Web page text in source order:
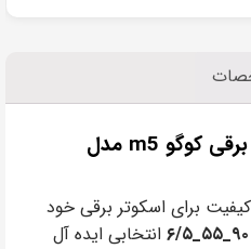
تایر تیوپی 10 اینچ اسکوتر برقی کوگو m5 مدل
کیفیت برای اسکوتر برقی خود
۹۰_۵۵_۶/۵
انتخابی ایده آل